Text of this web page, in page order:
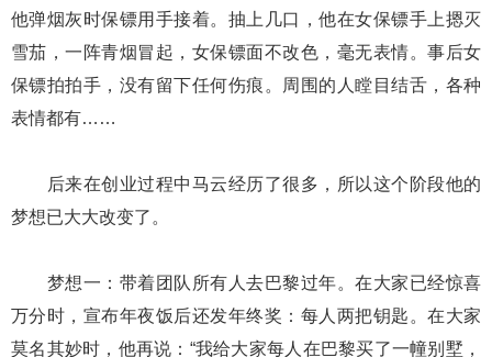
他弹烟灰时保镖用手接着。抽上几口，他在女保镖手上摁灭
雪茄，一阵青烟冒起，女保镖面不改色，毫无表情。事后女
保镖拍拍手，没有留下任何伤痕。周围的人瞠目结舌，各种
表情都有……
后来在创业过程中马云经历了很多，所以这个阶段他的
梦想已大大改变了。
梦想一：带着团队所有人去巴黎过年。在大家已经惊喜
万分时，宣布年夜饭后还发年终奖：每人两把钥匙。在大家
莫名其妙时，他再说：“我给大家每人在巴黎买了一幢别墅，